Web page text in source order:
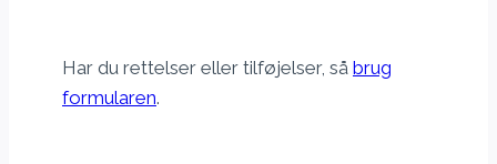
Har du rettelser eller tilføjelser, så brug
formularen.